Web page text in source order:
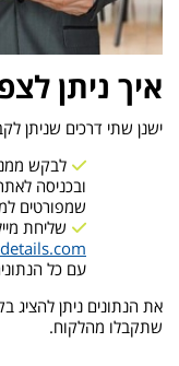
איך ניתן
ישנן שתי דרכים שניתן
לבקש
ובכניסה
שמפורטים
שליחת
עם כל
שתקבלו מהלקוח.